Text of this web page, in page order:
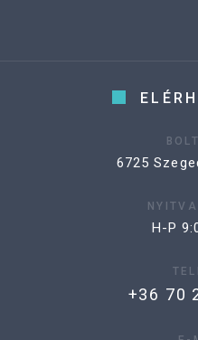
6725
H-P
+36 70